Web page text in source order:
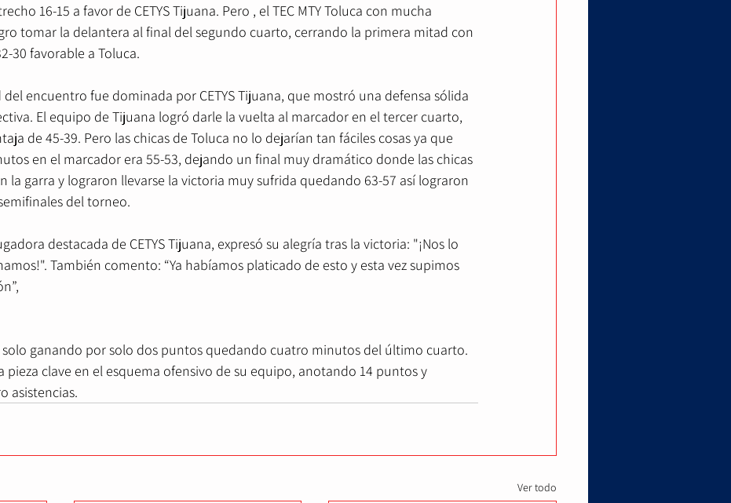
16-15 a favor de CETYS Tijuana. Pero , el TEC MTY Toluca con mucha
tomar la delantera al final del segundo cuarto, cerrando la primera mitad con
30 favorable a Toluca.
encuentro fue dominada por CETYS Tijuana, que mostró una defensa sólida
El equipo de Tijuana logró darle la vuelta al marcador en el tercer cuarto,
de 45-39. Pero las chicas de Toluca no lo dejarían tan fáciles cosas ya que
en el marcador era 55-53, dejando un final muy dramático donde las chicas
la garra y lograron llevarse la victoria muy sufrida quedando 63-57 así lograron
del torneo.
destacada de CETYS Tijuana, expresó su alegría tras la victoria: "¡Nos lo
También comento: “Ya habíamos platicado de esto y esta vez supimos
pieza clave en el esquema ofensivo de su equipo, anotando 14 puntos y
asistencias.
Ver todo